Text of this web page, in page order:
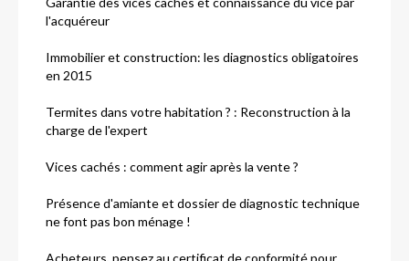
l'acquéreur
Immobilier et construction: les diagnostics obligatoires
en 2015
Termites dans votre habitation ? : Reconstruction à la
charge de l'expert
Vices cachés : comment agir après la vente ?
Présence d'amiante et dossier de diagnostic technique
ne font pas bon ménage !
Acheteurs, pensez au certificat de conformité pour